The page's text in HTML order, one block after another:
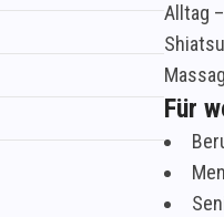
Alltag
Für